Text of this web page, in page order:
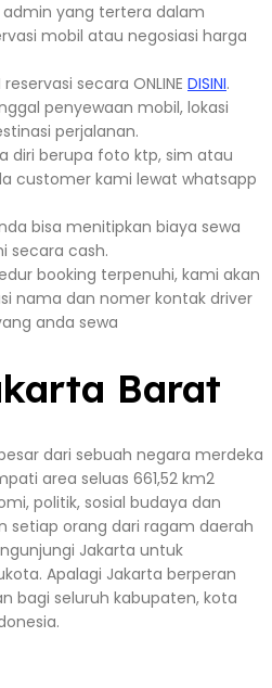
yang tertera dalam
mobil atau negosiasi harga
secara ONLINE DISINI.
penyewaan mobil, lokasi
perjalanan.
diri berupa foto ktp, sim atau
customer kami lewat whatsapp
bisa menitipkan biaya sewa
secara cash.
booking terpenuhi, kami akan
nama dan nomer kontak driver
anda sewa
Barat
dari sebuah negara merdeka
area seluas 661,52 km2
politik, sosial budaya dan
setiap orang dari ragam daerah
Jakarta untuk
Apalagi Jakarta berperan
bagi seluruh kabupaten, kota